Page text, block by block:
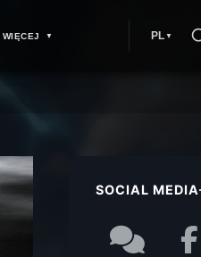
WIĘCEJ PL
SOCIAL MEDIA